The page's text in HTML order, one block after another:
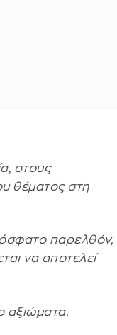
στους
θέματος στη
παρελθόν,
να αποτελεί
αξιώματα.